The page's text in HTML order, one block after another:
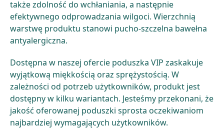
także zdolność do wchłaniania, a następnie
efektywnego odprowadzania wilgoci. Wierzchnią
warstwę produktu stanowi pucho-szczelna bawełna
antyalergiczna.
Dostępna w naszej ofercie poduszka VIP zaskakuje
wyjątkową miękkością oraz sprężystością. W
zależności od potrzeb użytkowników, produkt jest
dostępny w kilku wariantach. Jesteśmy przekonani, że
jakość oferowanej poduszki sprosta oczekiwaniom
najbardziej wymagających użytkowników.